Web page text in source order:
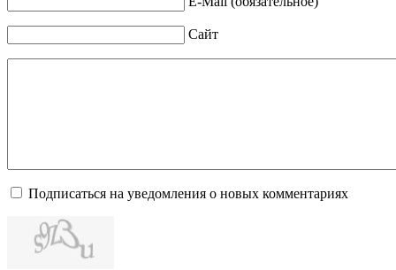
Сайт
Подписаться на уведомления о новых комментариях